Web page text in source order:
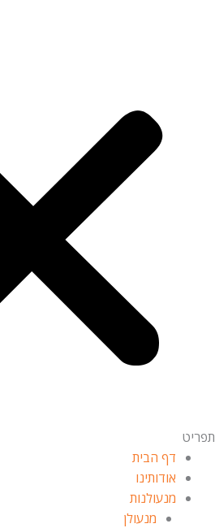
תפריט
דף הבית
אודותינו
מנעולנות
מנעולן